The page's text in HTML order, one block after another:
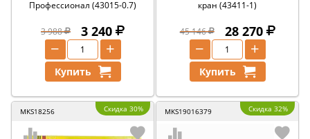
Профессионал (43015-0.7)
3 988 3 240
+
−
Купить
кран (43411-1)
45 146 28 270
+
−
Купить
MKS18256 Скидка 30% MKS19016379 Скидка 32%